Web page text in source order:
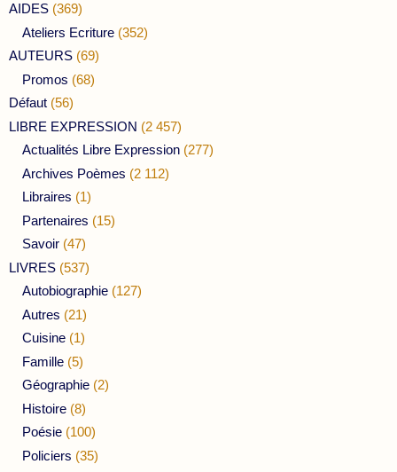
AIDES (369)
Ateliers Ecriture (352)
AUTEURS (69)
Promos (68)
Défaut (56)
LIBRE EXPRESSION (2 457)
Actualités Libre Expression (277)
Archives Poèmes (2 112)
Libraires (1)
Partenaires (15)
Savoir (47)
LIVRES (537)
Autobiographie (127)
Autres (21)
Cuisine (1)
Famille (5)
Géographie (2)
Histoire (8)
Poésie (100)
Policiers (35)